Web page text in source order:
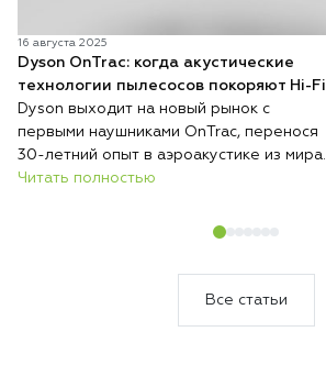
16 августа 2025
Dyson OnTrac: когда акустические
технологии пылесосов покоряют Hi-Fi
Dyson выходит на новый рынок с
первыми наушниками OnTrac, перенося
30-летний опыт в аэроакустике из мира
пылесосов в премиальный звук. Это не
переосмысление идеального аудио, где
Читать полностью
Все статьи